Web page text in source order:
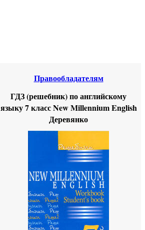
Правообладателям
ГДЗ (решебник) по английскому
языку 7 класс New Millennium English
Деревянко